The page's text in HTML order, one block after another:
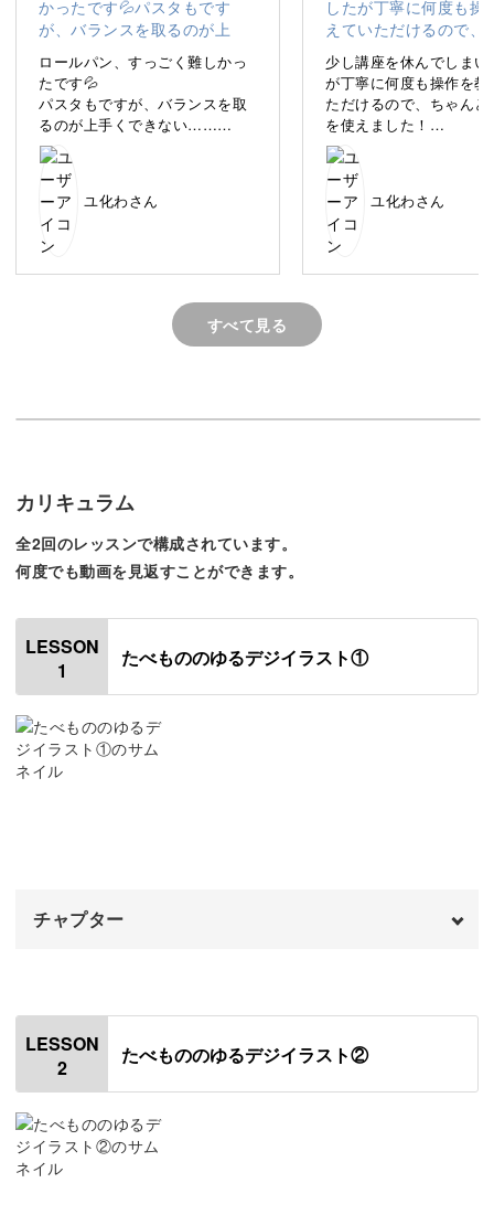
私は、ゆるい線で描いたオリジナルキャラクターDaviくん
す。
この講座では、iPadアプリProcreateとApple Pencilを使っ
て、ゆるい雰囲気たっぷりの「たべもの」の描き方をお伝
えします！
Procreateの使い方は「ゆるデジイラスト基礎編」で学べ
キ」「バースデーケーキ」「パスタ」「ロールパン」の描
き方を細かくレクチャーします。
今までより、細かく書き込んでいく「たべもの編」では、
色のグラデーションの付け方、線や位置のサイズの修正方
法などが盛りだくさん♪
ます。
するので、デジタルに慣れていなくても大丈夫！
ゆるくデフォルメしたイラストなら、どなたでも簡単に、
たべものをふんわりとゆるく表現することができるように
ロールパン、すっごく難しかっ
たです💦
パスタもですが、バランスを取
るのが上手くできない……
縮小と拡大をこまめに繰り返す
のと、たくさん練習するのと
で、上手に描けるようになりた
いです。
今回の授業では、ぼかしツール
をはじめて使えて、楽しかった
です☺
にもなったので、さっそく友達
のバースデーカードを作りたい
ユ化わさん
少し講座を休んでしまい
が丁寧に何度も操作を教
ただけるので、ちゃんと
を使えました！
ケーキのバランスを取る
しかったです💦
しっかり復習して、自信
て太い線で描けるように
いです。
ユ化わさん
すべて見る
カリキュラム
全2回のレッスンで構成されています。
何度でも動画を見返すことができます。
LESSON
1
たべもののゆるデジイラスト①
チャプター
はじめに
使用道具
アイスクリームを描く
オムライスを描く
LESSON
2
たべもののゆるデジイラスト②